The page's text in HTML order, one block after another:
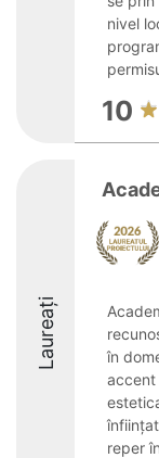
nivel
10
Laureați
în
accent
reper